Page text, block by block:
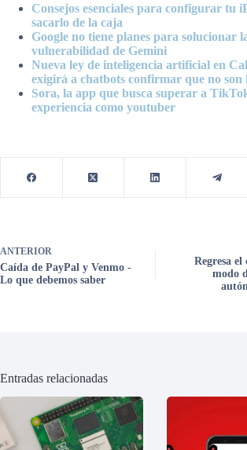
Consejos esenciales para configurar tu
sacarlo de la caja
Google no tiene planes para solucionar
vulnerabilidad de Gemini
Nueva ley de inteligencia artificial en
exigirá a chatbots confirmar que no son
Sora, la app que busca superar a
experiencia como youtuber
ANTERIOR
Caída de PayPal y Venmo -
Lo que debemos saber
Regresa
modo
Entradas relacionadas